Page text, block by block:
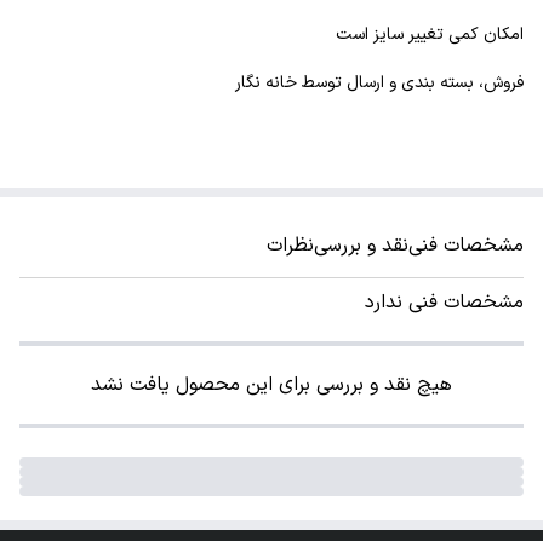
امکان کمی تغییر سایز است
فروش، بسته بندی و ارسال توسط خانه نگار
مشخصات فنینقد و بررسینظرات
مشخصات فنی ندارد
هیچ نقد و بررسی برای این محصول یافت نشد